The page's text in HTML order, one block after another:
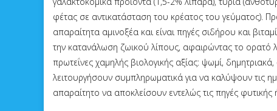
φέτας σε αντικατάσταση του κρέατος του γεύματος).
απαραίτητα αμινοξέα και είναι πηγές σιδήρου και
την κατανάλωση ζωικού λίπους, αφαιρώντας το
πρωτεΐνες χαμηλής βιολογικής αξίας: ψωμί,
λειτουργήσουν συμπληρωματικά για να καλύψουν τις
απαραίτητο να αποκλείσουν εντελώς τις πηγές